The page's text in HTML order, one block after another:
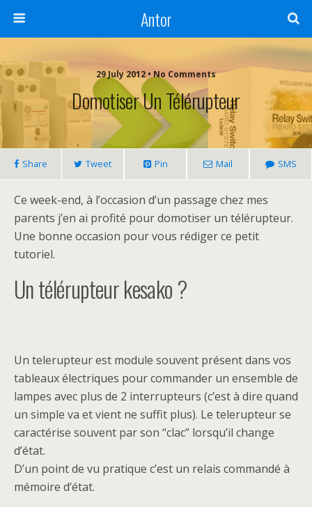
Antor
29 July 2012 • No Comments
Domotiser Un Télérupteur
Share Tweet Pin Mail SMS
Ce week-end, à l’occasion d’un passage chez mes
parents j’en ai profité pour domotiser un télérupteur.
Une bonne occasion pour vous rédiger ce petit
tutoriel.
Un télérupteur kesako ?
Un telerupteur est module souvent présent dans vos
tableaux électriques pour commander un ensemble de
lampes avec plus de 2 interrupteurs (c’est à dire quand
un simple va et vient ne suffit plus). Le telerupteur se
caractérise souvent par son “clac” lorsqu’il change
d’état.
D’un point de vu pratique c’est un relais commandé à
mémoire d’état.